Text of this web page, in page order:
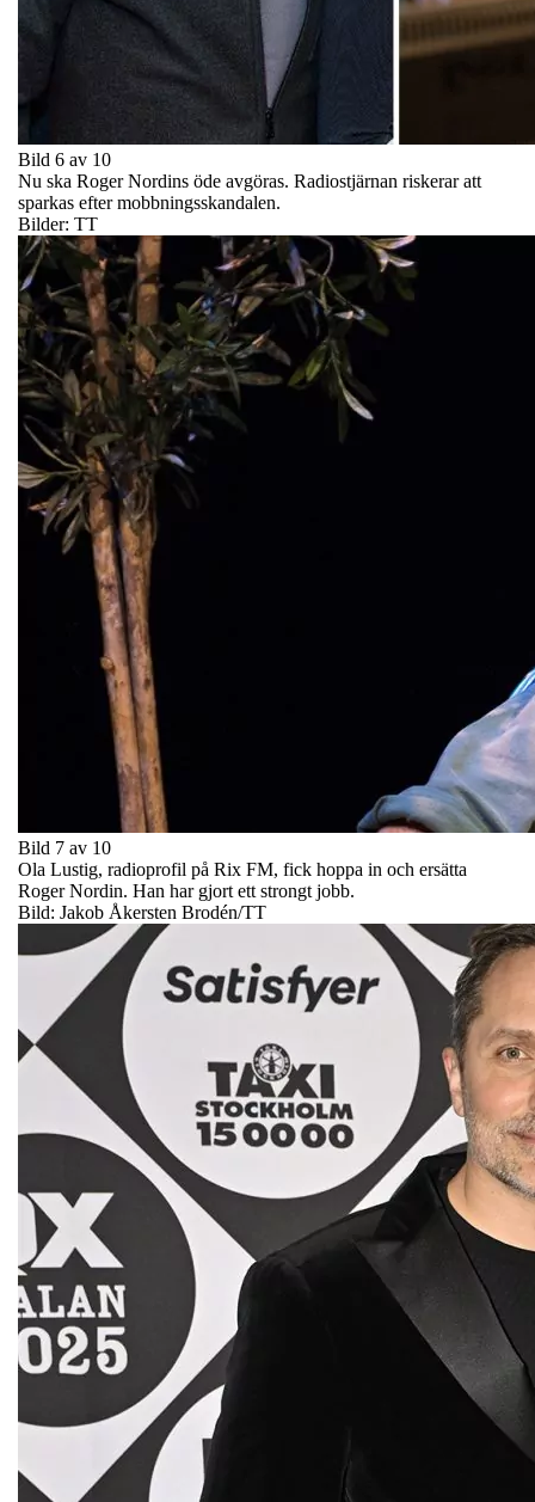
Bild 6 av 10
Nu ska Roger Nordins öde avgöras. Radiostjärnan riskerar att
sparkas efter mobbningsskandalen.
Bilder: TT
Bild 7 av 10
Ola Lustig, radioprofil på Rix FM, fick hoppa in och ersätta
Roger Nordin. Han har gjort ett strongt jobb.
Bild: Jakob Åkersten Brodén/TT